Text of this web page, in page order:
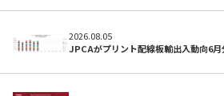
開発サポートのお
2026.08.05
JPCAがプリント配線板輸出入動向6月